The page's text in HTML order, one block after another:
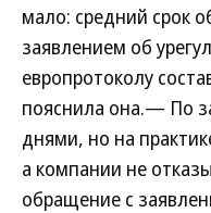
мало: средний срок
заявлением об
европротоколу
пояснила она.— По
днями, но на
а компании не
обращение с